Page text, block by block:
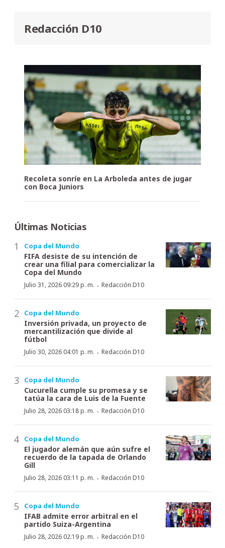
Redacción D10
Recoleta sonríe en La Arboleda antes de jugar
con Boca Juniors
Últimas Noticias
Copa del Mundo
FIFA desiste de su intención de
crear una filial para comercializar la
Copa del Mundo
Julio 31, 2026 09:29 p. m. · Redacción D10
Copa del Mundo
Inversión privada, un proyecto de
mercantilización que divide al
fútbol
Julio 30, 2026 04:01 p. m. · Redacción D10
Copa del Mundo
Cucurella cumple su promesa y se
tatúa la cara de Luis de la Fuente
Julio 28, 2026 03:18 p. m. · Redacción D10
Copa del Mundo
El jugador alemán que aún sufre el
recuerdo de la tapada de Orlando
Gill
Julio 28, 2026 03:11 p. m. · Redacción D10
Copa del Mundo
IFAB admite error arbitral en el
partido Suiza-Argentina
Julio 28, 2026 02:19 p. m. · Redacción D10